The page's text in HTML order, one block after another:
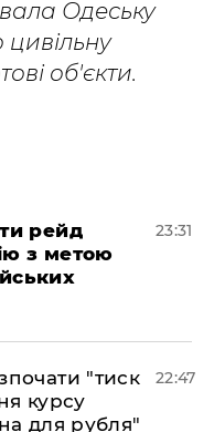
Одеську
об'єкти.
рейд
з метою
23:31
"тиск
курсу
для рубля"
22:47